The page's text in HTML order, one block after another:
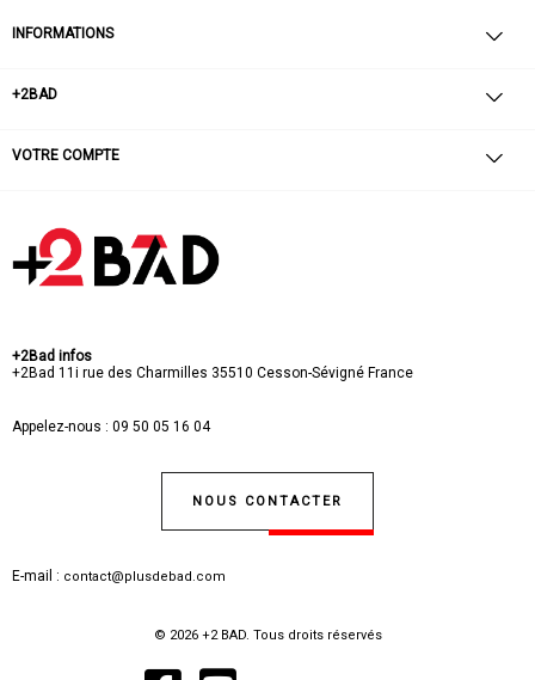
INFORMATIONS
+2BAD
VOTRE COMPTE
+2Bad infos
+2Bad 11i rue des Charmilles 35510 Cesson-Sévigné France
Appelez-nous : 09 50 05 16 04
NOUS CONTACTER
E-mail : contact@plusdebad.com
© 2026 +2 BAD. Tous droits réservés